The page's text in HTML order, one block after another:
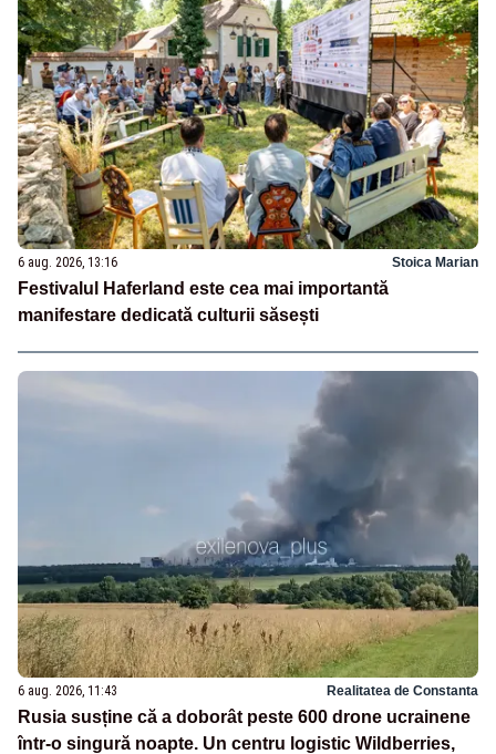
6 aug. 2026, 13:16 Stoica Marian
Festivalul Haferland este cea mai importantă
manifestare dedicată culturii săsești
6 aug. 2026, 11:43 Realitatea de Constanta
Rusia susține că a doborât peste 600 drone ucrainene
într-o singură noapte. Un centru logistic Wildberries,